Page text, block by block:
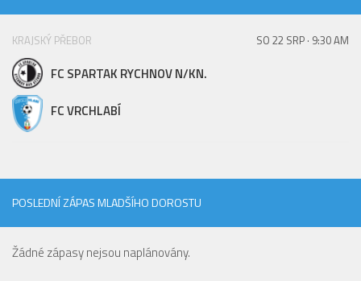
Bazárek
KRAJSKÝ PŘEBOR SO 22 SRP · 9:30 AM
FC SPARTAK RYCHNOV N/KN.
FC VRCHLABÍ
POSLEDNÍ ZÁPAS MLADŠÍHO DOROSTU
Žádné zápasy nejsou naplánovány.